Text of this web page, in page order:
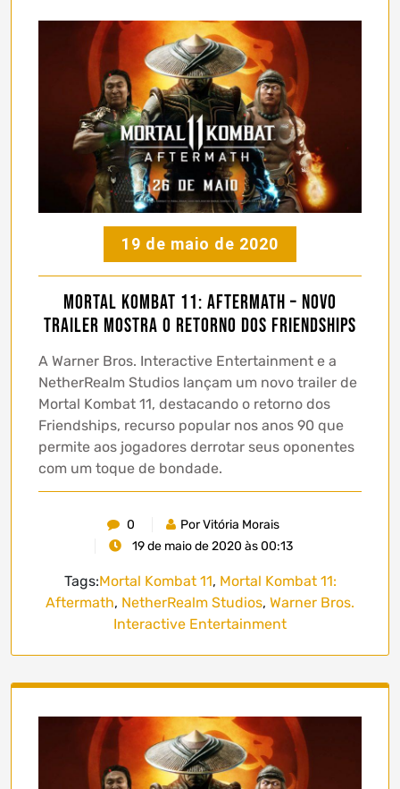
19 de maio de 2020
Mortal Kombat 11: Aftermath – novo
trailer mostra o retorno dos FRIENDSHIPS
A Warner Bros. Interactive Entertainment e a
NetherRealm Studios lançam um novo trailer de
Mortal Kombat 11, destacando o retorno dos
Friendships, recurso popular nos anos 90 que
permite aos jogadores derrotar seus oponentes
com um toque de bondade.
0
Por Vitória Morais
19 de maio de 2020 às 00:13
Tags:Mortal Kombat 11, Mortal Kombat 11:
Aftermath, NetherRealm Studios, Warner Bros.
Interactive Entertainment